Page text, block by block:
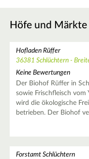
Höfe und
Hofladen Rüffer
36381 Schlüchtern -
Keine Bewertungen
Der Biohof Rüffer in
sowie Frischfleisch vom
wird die ökologische
betrieben. Der Biohof
Forstamt Schlüchtern